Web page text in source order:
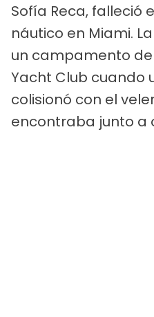
Sofía Reca, falleció
náutico en Miami.
un campamento
Yacht Club cuando
colisionó con el
encontraba junto a